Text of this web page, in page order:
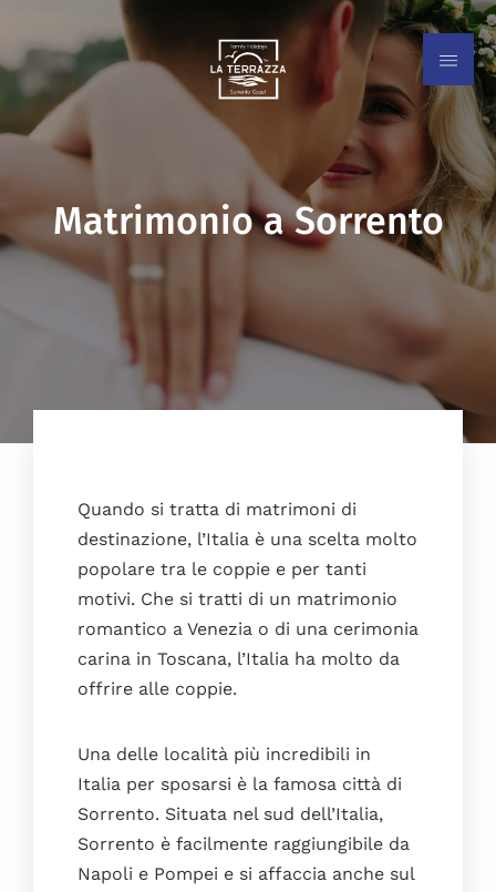
Matrimonio a Sorrento
Quando si tratta di matrimoni di
destinazione, l’Italia è una scelta molto
popolare tra le coppie e per tanti
motivi. Che si tratti di un matrimonio
romantico a Venezia o di una cerimonia
carina in Toscana, l’Italia ha molto da
offrire alle coppie.
Una delle località più incredibili in
Italia per sposarsi è la famosa città di
Sorrento. Situata nel sud dell’Italia,
Sorrento è facilmente raggiungibile da
Napoli e Pompei e si affaccia anche sul
EN IT